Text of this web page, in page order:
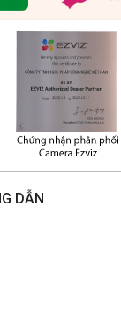
DẪN